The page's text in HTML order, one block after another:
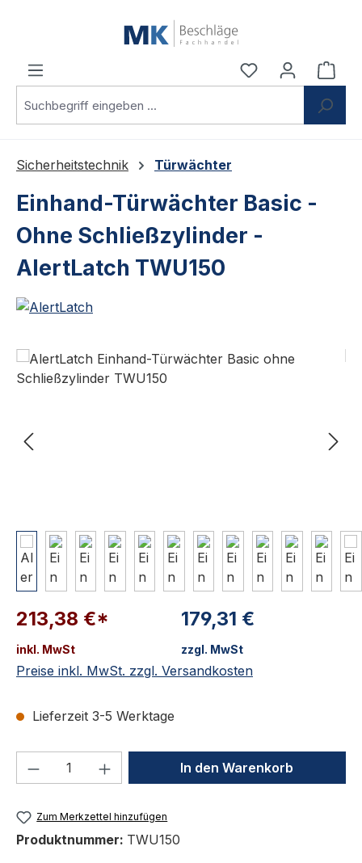
Du hast 0
Sicherheitstechnik Türwächter
Einhand-Türwächter Basic -
Ohne Schließzylinder -
AlertLatch TWU150
213,38 €*
inkl. MwSt
179,31 €
zzgl. MwSt
Preise inkl. MwSt. zzgl. Versandkosten
Lieferzeit 3-5 Werktage
Produkt Anzahl: Gib denIn den Warenkorb
Zum Merkzettel hinzufügen
Produktnummer: TWU150